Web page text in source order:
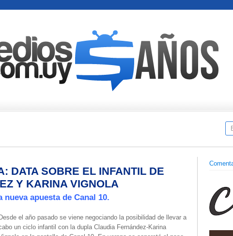
DATA SOBRE EL INFANTIL DE
Y KARINA VIGNOLA
apuesta de Canal 10.
Desde el año pasado se viene negociando la posibilidad de llevar a
un ciclo infantil con la dupla Claudia Fernández-Karina